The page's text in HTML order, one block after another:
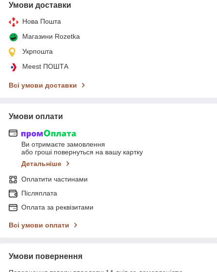
Умови доставки
Нова Пошта
Магазини Rozetka
Укрпошта
Meest ПОШТА
Всі умови доставки
Умови оплати
Ви отримаєте замовлення
або гроші повернуться на вашу картку
Детальніше
Оплатити частинами
Післяплата
Оплата за реквізитами
Всі умови оплати
Умови повернення